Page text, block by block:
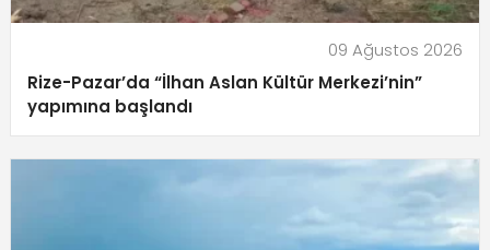
09 Ağustos 2026
Rize-Pazar’da “İlhan Aslan Kültür Merkezi’nin”
yapımına başlandı